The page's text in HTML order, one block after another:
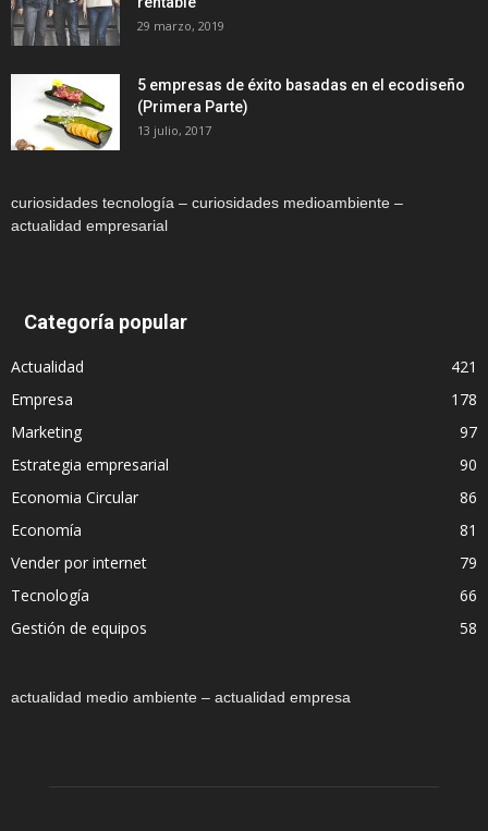
29 marzo, 2019
5 empresas de éxito basadas en el ecodiseño
(Primera Parte)
13 julio, 2017
curiosidades tecnología – curiosidades medioambiente –
actualidad empresarial
Categoría popular
Actualidad
421
Empresa
178
Marketing
97
Estrategia empresarial
90
Economia Circular
86
Economía
81
Vender por internet
79
Tecnología
66
Gestión de equipos
58
actualidad medio ambiente – actualidad empresa